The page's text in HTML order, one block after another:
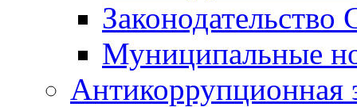
Законодательство
Муниципальные
Антикоррупционная